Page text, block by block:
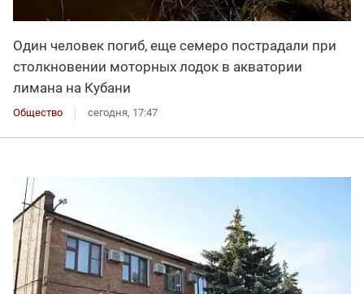
Один человек погиб, еще семеро пострадали при
столкновении моторных лодок в акватории
лимана на Кубани
Общество сегодня, 17:47